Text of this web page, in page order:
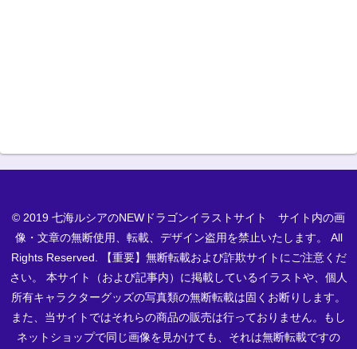
© 2019 七海ルシアのNEWドラゴンイラストサイト サイト内の画
像・文章の無断使用、転載、デザイン盗用を禁止いたします。 All
Rights Reserved. 【重要】無断転載および詐欺サイトにご注意くだ
さい。 本サイト（および記事内）に掲載しているイラストや、個人
所有キャラクターグッズの写真類の無断転載は固くお断りします。
また、当サイトではそれらの商品の販売は行っておりません。もし
ネットショップで同じ画像を見かけても、それは無断転載ですの